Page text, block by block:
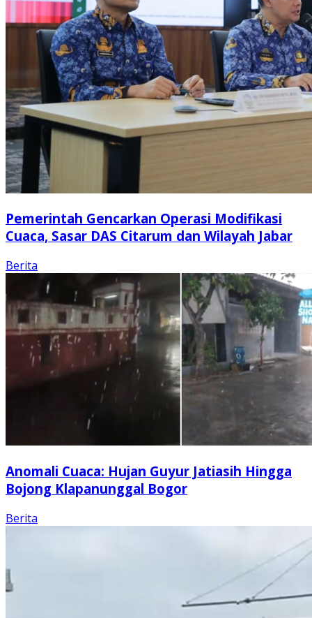
Pemerintah Gencarkan Operasi Modifikasi
Cuaca, Sasar DAS Citarum dan Wilayah Jabar
Berita
Anomali Cuaca: Hujan Guyur Jatiasih Hingga
Bojong Klapanunggal Bogor
Berita